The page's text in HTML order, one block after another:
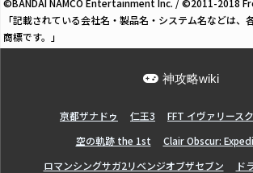
「記載されている会社名・製品名・システム名などは、
商標です。」
神攻略wiki
亰都ザナドゥ 仁王3
FFT イヴァリース
空の軌跡 the 1st
Clair Obscur:
ロマンシングサガ2リベンジオブザセブン
ド